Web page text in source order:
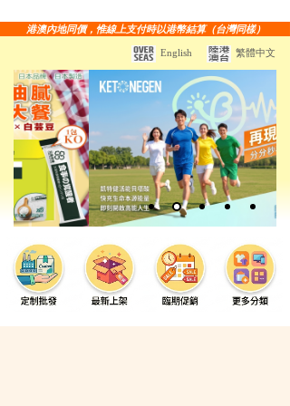
港澳內地同價，惟線上支付時以港幣結算（台灣同樣）
English 繁體中文